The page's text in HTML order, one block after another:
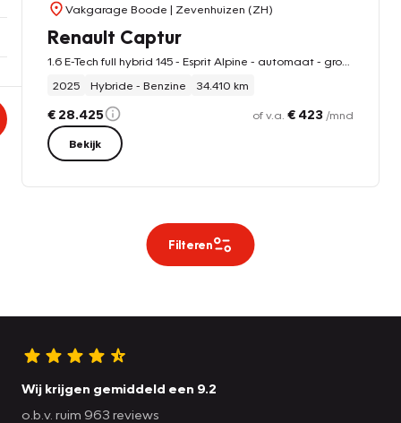
Vakgarage Boode | Zevenhuizen (ZH)
Renault Captur
2025
Hybride - Benzine 34.410 km
€ 28.425 of v.a. € 423 /mnd
Bekijk
Filteren
Wij krijgen gemiddeld een 9.2
o.b.v. ruim 963 reviews